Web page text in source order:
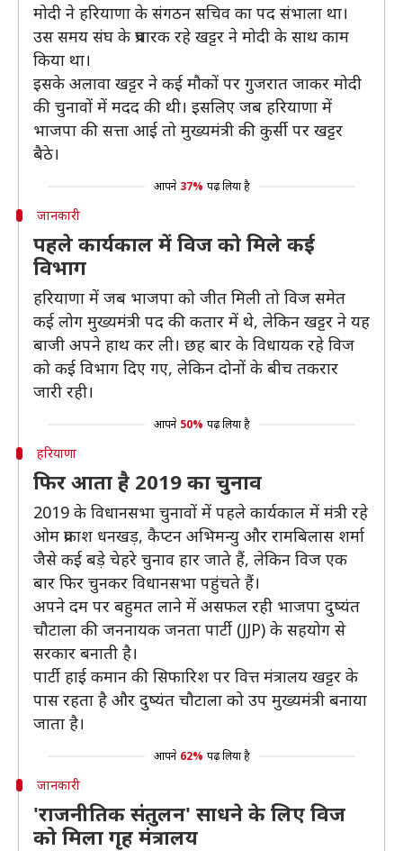
मोदी ने हरियाणा के संगठन सचिव का पद संभाला था।
उस समय संघ के प्रचारक रहे खट्टर ने मोदी के साथ काम
किया था।
इसके अलावा खट्टर ने कई मौकों पर गुजरात जाकर मोदी
की चुनावों में मदद की थी। इसलिए जब हरियाणा में
भाजपा की सत्ता आई तो मुख्यमंत्री की कुर्सी पर खट्टर
बैठे।
आपने 37% पढ़ लिया है
जानकारी
पहले कार्यकाल में विज को मिले कई
विभाग
हरियाणा में जब भाजपा को जीत मिली तो विज समेत
कई लोग मुख्यमंत्री पद की कतार में थे, लेकिन खट्टर ने यह
बाजी अपने हाथ कर ली। छह बार के विधायक रहे विज
को कई विभाग दिए गए, लेकिन दोनों के बीच तकरार
जारी रही।
आपने 50% पढ़ लिया है
हरियाणा
फिर आता है 2019 का चुनाव
2019 के विधानसभा चुनावों में पहले कार्यकाल में मंत्री रहे
ओम प्रकाश धनखड़, कैप्टन अभिमन्यु और रामबिलास शर्मा
जैसे कई बड़े चेहरे चुनाव हार जाते हैं, लेकिन विज एक
बार फिर चुनकर विधानसभा पहुंचते हैं।
अपने दम पर बहुमत लाने में असफल रही भाजपा दुष्यंत
चौटाला की जननायक जनता पार्टी (JJP) के सहयोग से
सरकार बनाती है।
पार्टी हाई कमान की सिफारिश पर वित्त मंत्रालय खट्टर के
पास रहता है और दुष्यंत चौटाला को उप मुख्यमंत्री बनाया
जाता है।
आपने 62% पढ़ लिया है
जानकारी
'राजनीतिक संतुलन' साधने के लिए विज
को मिला गृह मंत्रालय